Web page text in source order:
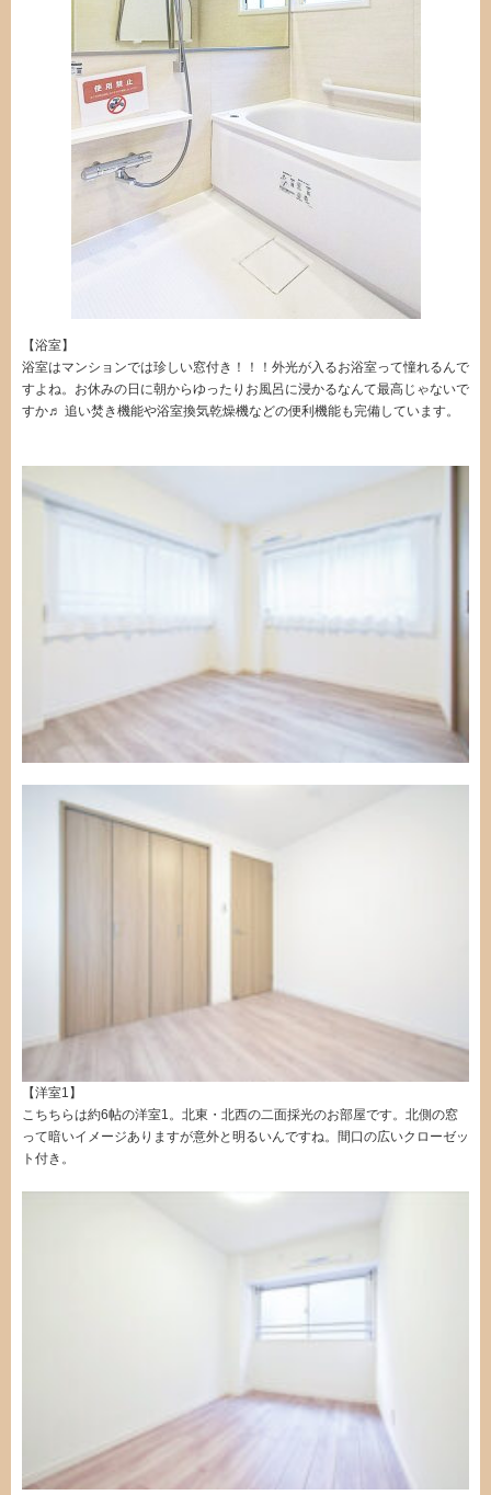
【浴室】
浴室はマンションでは珍しい窓付き！！！外光が入るお浴室って憧れるんで
すよね。お休みの日に朝からゆったりお風呂に浸かるなんて最高じゃないで
すか♬ 追い焚き機能や浴室換気乾燥機などの便利機能も完備しています。
【洋室1】
こちちらは約6帖の洋室1。北東・北西の二面採光のお部屋です。北側の窓
って暗いイメージありますが意外と明るいんですね。間口の広いクローゼッ
ト付き。